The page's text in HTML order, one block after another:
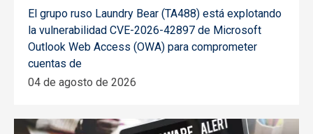
El grupo ruso Laundry Bear (TA488) está explotando
la vulnerabilidad CVE-2026-42897 de Microsoft
Outlook Web Access (OWA) para comprometer
cuentas de
04 de agosto de 2026